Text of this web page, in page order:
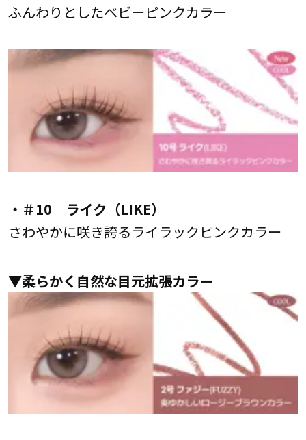
ふんわりとしたベビーピンクカラー
・＃10 ライク（LIKE）
さわやかに咲き誇るライラックピンクカラー
▼柔らかく自然な目元拡張カラー